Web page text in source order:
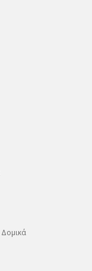
Δομικά